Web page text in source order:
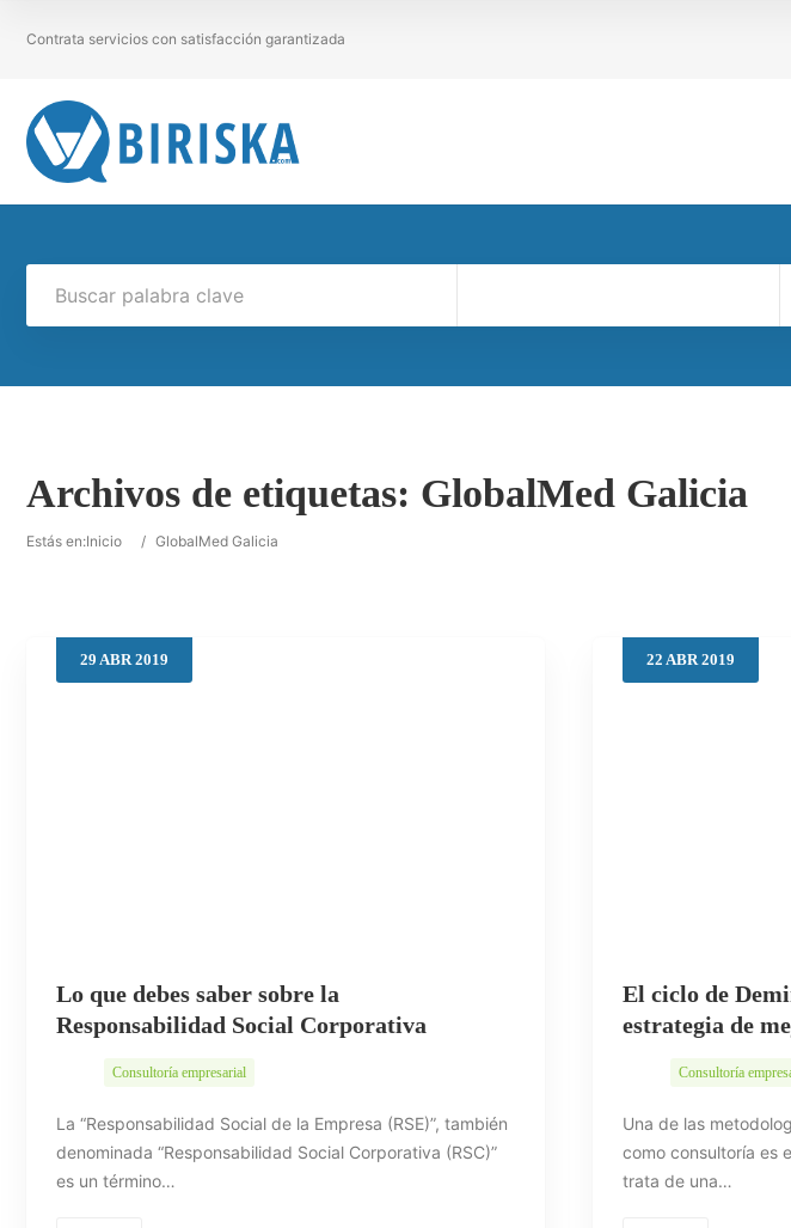
Contrata servicios con satisfacción garantizada
Archivos de etiquetas: GlobalMed Galicia
Estás en:Inicio / GlobalMed Galicia
29 ABR2019
Lo que debes saber sobre la
Responsabilidad Social Corporativa
Consultoría empresarial
La “Responsabilidad Social de la Empresa (RSE)”, también
denominada “Responsabilidad Social Corporativa (RSC)”
es un término…
22 ABR2019
El ciclo de
estrategia de
Consultoría
Una de las
como consultoría es
trata de una…